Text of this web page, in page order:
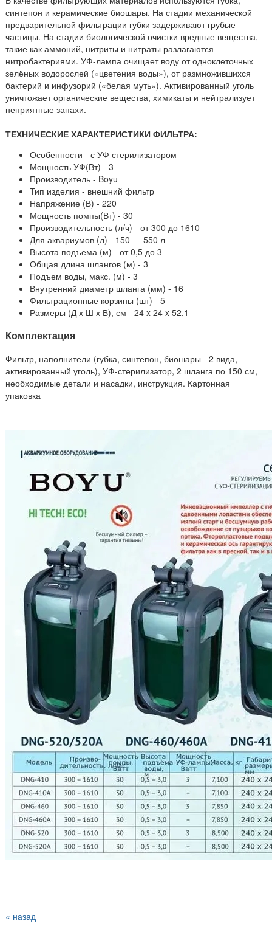
синтепон и керамические биошары. На стадии механической
предварительной фильтрации губки задерживают грубые
частицы. На стадии биологической очистки вредные вещества,
такие как аммоний, нитриты и нитраты разлагаются
нитробактериями. УФ-лампа очищает воду от одноклеточных
зелёных водорослей («цветения воды»), от размножившихся
бактерий и инфузорий («белая муть»). Активированный уголь
уничтожает органические вещества, химикаты и нейтрализует
неприятные запахи.
ТЕХНИЧЕСКИЕ ХАРАКТЕРИСТИКИ ФИЛЬТРА:
Особенности - с УФ стерилизатором
Мощность УФ(Вт) - 3
Производитель - Boyu
Тип изделия - внешний фильтр
Напряжение (В) - 220
Мощность помпы(Вт) - 30
Производительность (л/ч) - от 300 до 1610
Для аквариумов (л) - 150 — 550 л
Высота подъема (м) - от 0,5 до 3
Общая длина шлангов (м) - 3
Подъем воды, макс. (м) - 3
Внутренний диаметр шланга (мм) - 16
Фильтрационные корзины (шт) - 5
Размеры (Д х Ш х В), см - 24 x 24 x 52,1
Комплектация
Фильтр, наполнители (губка, синтепон, биошары - 2 вида,
активированный уголь), УФ-стерилизатор, 2 шланга по 150 см,
необходимые детали и насадки, инструкция. Картонная
упаковка
« назад